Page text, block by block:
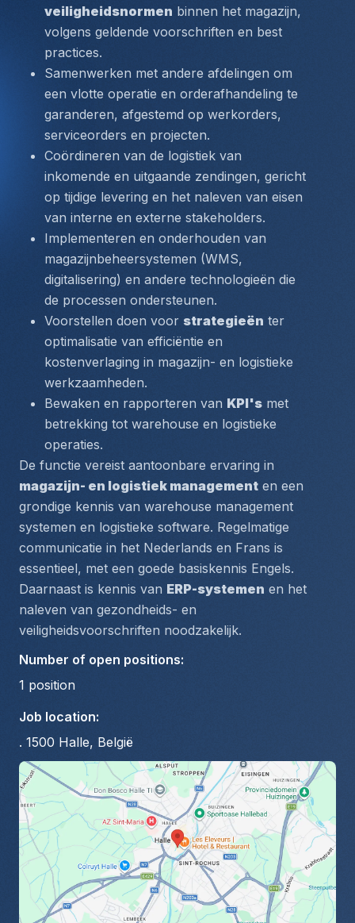
veiligheidsnormen binnen het magazijn,
volgens geldende voorschriften en best
practices.
Samenwerken met andere afdelingen om
een vlotte operatie en orderafhandeling te
garanderen, afgestemd op werkorders,
serviceorders en projecten.
Coördineren van de logistiek van
inkomende en uitgaande zendingen, gericht
op tijdige levering en het naleven van eisen
van interne en externe stakeholders.
Implementeren en onderhouden van
magazijnbeheersystemen (WMS,
digitalisering) en andere technologieën die
de processen ondersteunen.
Voorstellen doen voor strategieën ter
optimalisatie van efficiëntie en
kostenverlaging in magazijn- en logistieke
werkzaamheden.
Bewaken en rapporteren van KPI's met
betrekking tot warehouse en logistieke
operaties.
magazijn- en logistiek management en een
grondige kennis van warehouse management
systemen en logistieke software. Regelmatige
communicatie in het Nederlands en Frans is
essentieel, met een goede basiskennis Engels.
Daarnaast is kennis van ERP-systemen en het
naleven van gezondheids- en
veiligheidsvoorschriften noodzakelijk.
Number of open positions:
1 position
Job location:
. 1500 Halle, België